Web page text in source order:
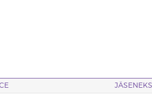
JÄSENEKSI